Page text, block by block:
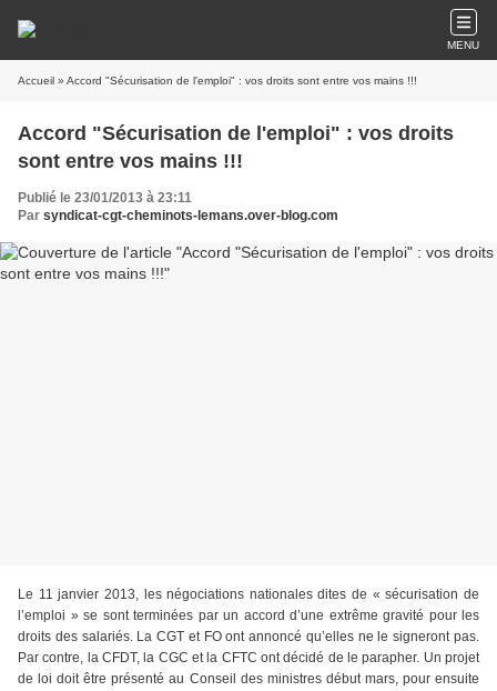
MENU
Accueil » Accord "Sécurisation de l'emploi" : vos droits sont entre vos mains !!!
Accord "Sécurisation de l'emploi" : vos droits
sont entre vos mains !!!
Publié le 23/01/2013 à 23:11
Par syndicat-cgt-cheminots-lemans.over-blog.com
Le 11 janvier 2013, les négociations nationales dites de « sécurisation de
l’emploi » se sont terminées par un accord d’une extrême gravité pour les
droits des salariés. La CGT et FO ont annoncé qu’elles ne le signeront pas.
Par contre, la CFDT, la CGC et la CFTC ont décidé de le parapher. Un projet
de loi doit être présenté au Conseil des ministres début mars, pour ensuite